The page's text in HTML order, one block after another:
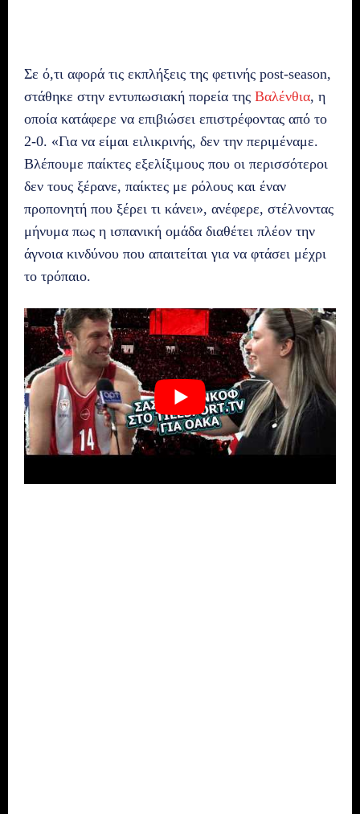
Σε ό,τι αφορά τις εκπλήξεις της φετινής post-season,
στάθηκε στην εντυπωσιακή πορεία της Βαλένθια, η
οποία κατάφερε να επιβιώσει επιστρέφοντας από το
2-0. «Για να είμαι ειλικρινής, δεν την περιμέναμε.
Βλέπουμε παίκτες εξελίξιμους που οι περισσότεροι
δεν τους ξέρανε, παίκτες με ρόλους και έναν
προπονητή που ξέρει τι κάνει», ανέφερε, στέλνοντας
μήνυμα πως η ισπανική ομάδα διαθέτει πλέον την
άγνοια κινδύνου που απαιτείται για να φτάσει μέχρι
το τρόπαιο.